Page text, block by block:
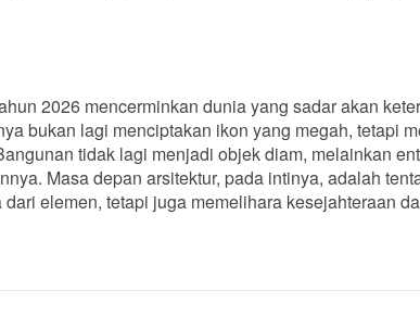
2026 mencerminkan dunia yang sadar akan
bukan lagi menciptakan ikon yang megah, tetapi
tidak lagi menjadi objek diam, melainkan
Masa depan arsitektur, pada intinya, adalah
elemen, tetapi juga memelihara kesejahteraan